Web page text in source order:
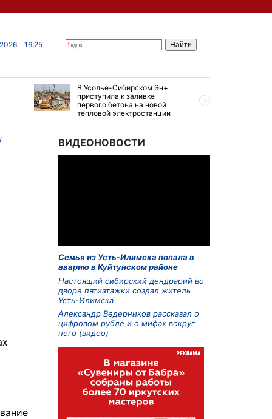
16:25
В Усолье-Сибирском Эн+
приступила к заливке
первого бетона на новой
тепловой электростанции
ВИДЕОНОВОСТИ
Семья из Усть-Илимска попала в
аварию в Куйтунском районе
Настоящий сибирский дендрарий во
дворе пятиэтажки создал житель
Усть-Илимска
Александр Ведерников рассказал о
цифровом рубле и о мифах вокруг
него (видео)